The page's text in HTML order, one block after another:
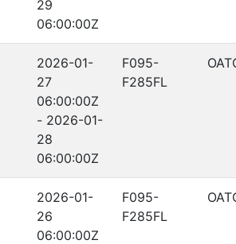
29
06:00:00Z
2026-01-
27
06:00:00Z
- 2026-01-
28
06:00:00Z
F095-
F285FL
2026-01-
26
06:00:00Z
F095-
F285FL